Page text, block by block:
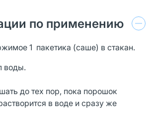
по применению
1 пакетика (саше) в стакан.
воды.
до тех пор, пока порошок
в воде и сразу же